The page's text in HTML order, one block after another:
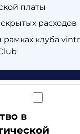
платы
расходов
рамках клуба
в